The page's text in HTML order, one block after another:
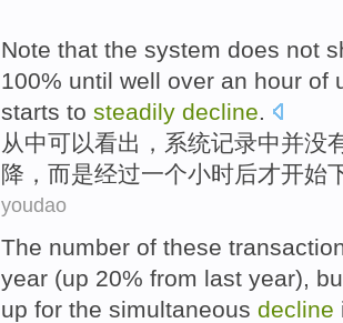
Note that the system does not
100% until well over an hour of
starts to steadily decline.
从中可以看出， 系统记录中并没
降 ，而是经过一个小时后才开始
youdao
The number of these
year (up 20% from last year),
up for the simultaneous decline